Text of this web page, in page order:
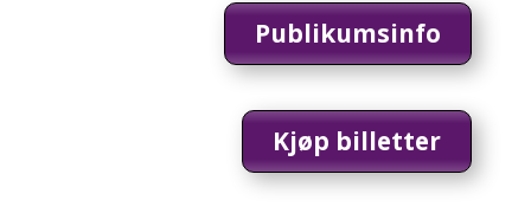
Publikumsinfo
Kjøp billetter